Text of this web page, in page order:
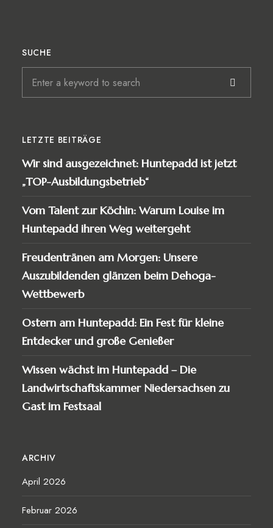
SUCHE
LETZTE BEITRÄGE
Wir sind ausgezeichnet: Huntepadd ist jetzt
„TOP-Ausbildungsbetrieb“
Vom Talent zur Köchin: Warum Louise im
Huntepadd ihren Weg weitergeht
Freudentränen am Morgen: Unsere
Auszubildenden glänzen beim Dehoga-
Wettbewerb
Ostern am Huntepadd: Ein Fest für kleine
Entdecker und große Genießer
Wissen wächst im Huntepadd – Die
Landwirtschaftskammer Niedersachsen zu
Gast im Festsaal
ARCHIV
April 2026
Februar 2026